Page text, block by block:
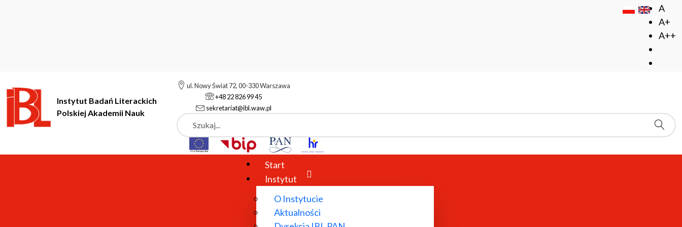
A
A+
A++
Instytut Badań Literackich
Polskiej Akademii Nauk
ul. Nowy Świat 72, 00-330 Warszawa
+48 22 826 99 45
sekretariat@ibl.waw.pl
Szukaj
Start
Instytut
O Instytucie
Aktualności
Instytut Badań Literackich Polskiej Akademii Nauk Bazy danych